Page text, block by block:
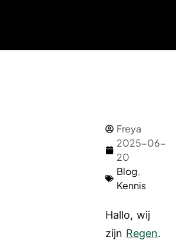
Freya
2025-06-
20
Blog,
Kennis
Hallo, wij
zijn Regen.